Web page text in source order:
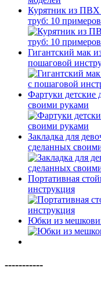
Курятник из ПВХ
труб: 10 примеров
Гигантский мак
пошаговой
Фартуки детские
своими руками
Закладка для
сделанных
Портативная
инструкция
Юбки из
-----------